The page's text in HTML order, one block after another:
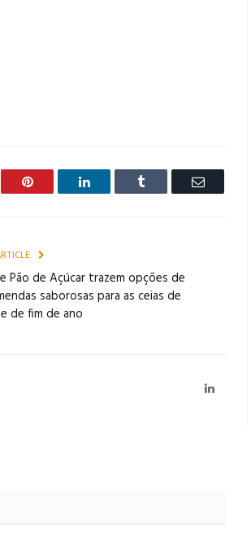
Pinterest LinkedIn Tumblr Email
Pão de Açúcar trazem opções de
saborosas para as ceias de
de fim de ano
LinkedIn